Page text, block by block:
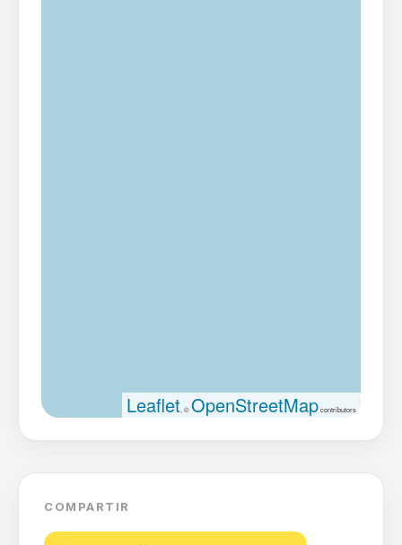
Leaflet , ©OpenStreetMapcontributors
COMPARTIR